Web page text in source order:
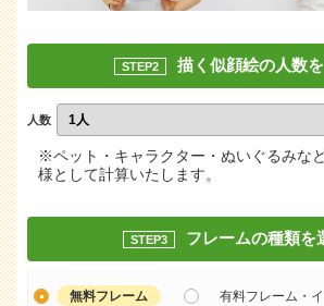
STEP2 描く似顔絵の人数
人数
※ペット・キャラクター・ぬいぐるみな
様として計算いたします。
STEP3 フレームの種類を
無料フレーム 有料フレーム・